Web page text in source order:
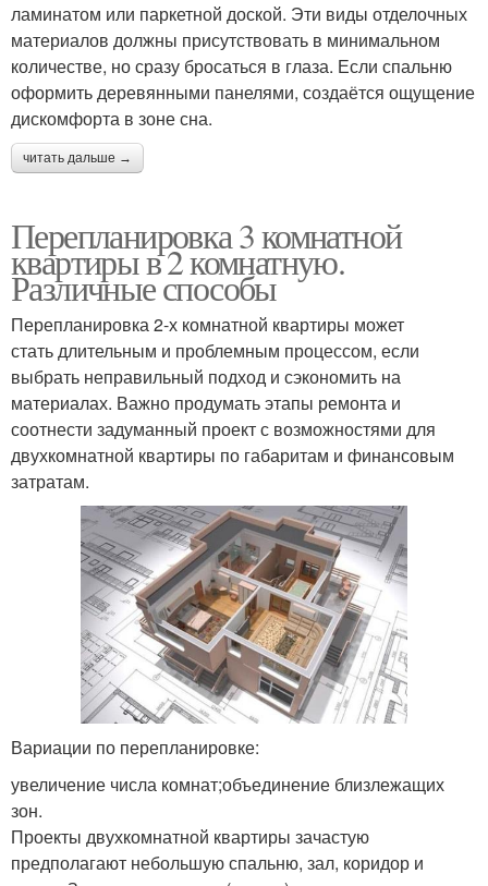
ламинатом или паркетной доской. Эти виды отделочных
материалов должны присутствовать в минимальном
количестве, но сразу бросаться в глаза. Если спальню
оформить деревянными панелями, создаётся ощущение
дискомфорта в зоне сна.
читать дальше →
Перепланировка 3 комнатной
квартиры в 2 комнатную.
Различные способы
Перепланировка 2-х комнатной квартиры может
стать длительным и проблемным процессом, если
выбрать неправильный подход и сэкономить на
материалах. Важно продумать этапы ремонта и
соотнести задуманный проект с возможностями для
двухкомнатной квартиры по габаритам и финансовым
затратам.
Вариации по перепланировке:
увеличение числа комнат;объединение близлежащих
зон.
Проекты двухкомнатной квартиры зачастую
предполагают небольшую спальню, зал, коридор и